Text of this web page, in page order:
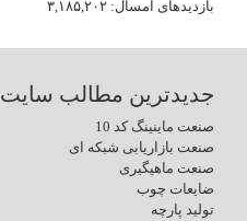
بازدیدهای امسال: ۳,۱۸۵,۲۰۲
جدیدترین مطالب سایت
صنعت ماینینگ کد 10
صنعت بازاریابی شبکه ای
صنعت ماهیگیری
ضایعات چوب
تولید پارچه